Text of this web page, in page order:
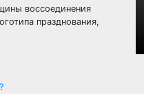
воссоединения
празднования,